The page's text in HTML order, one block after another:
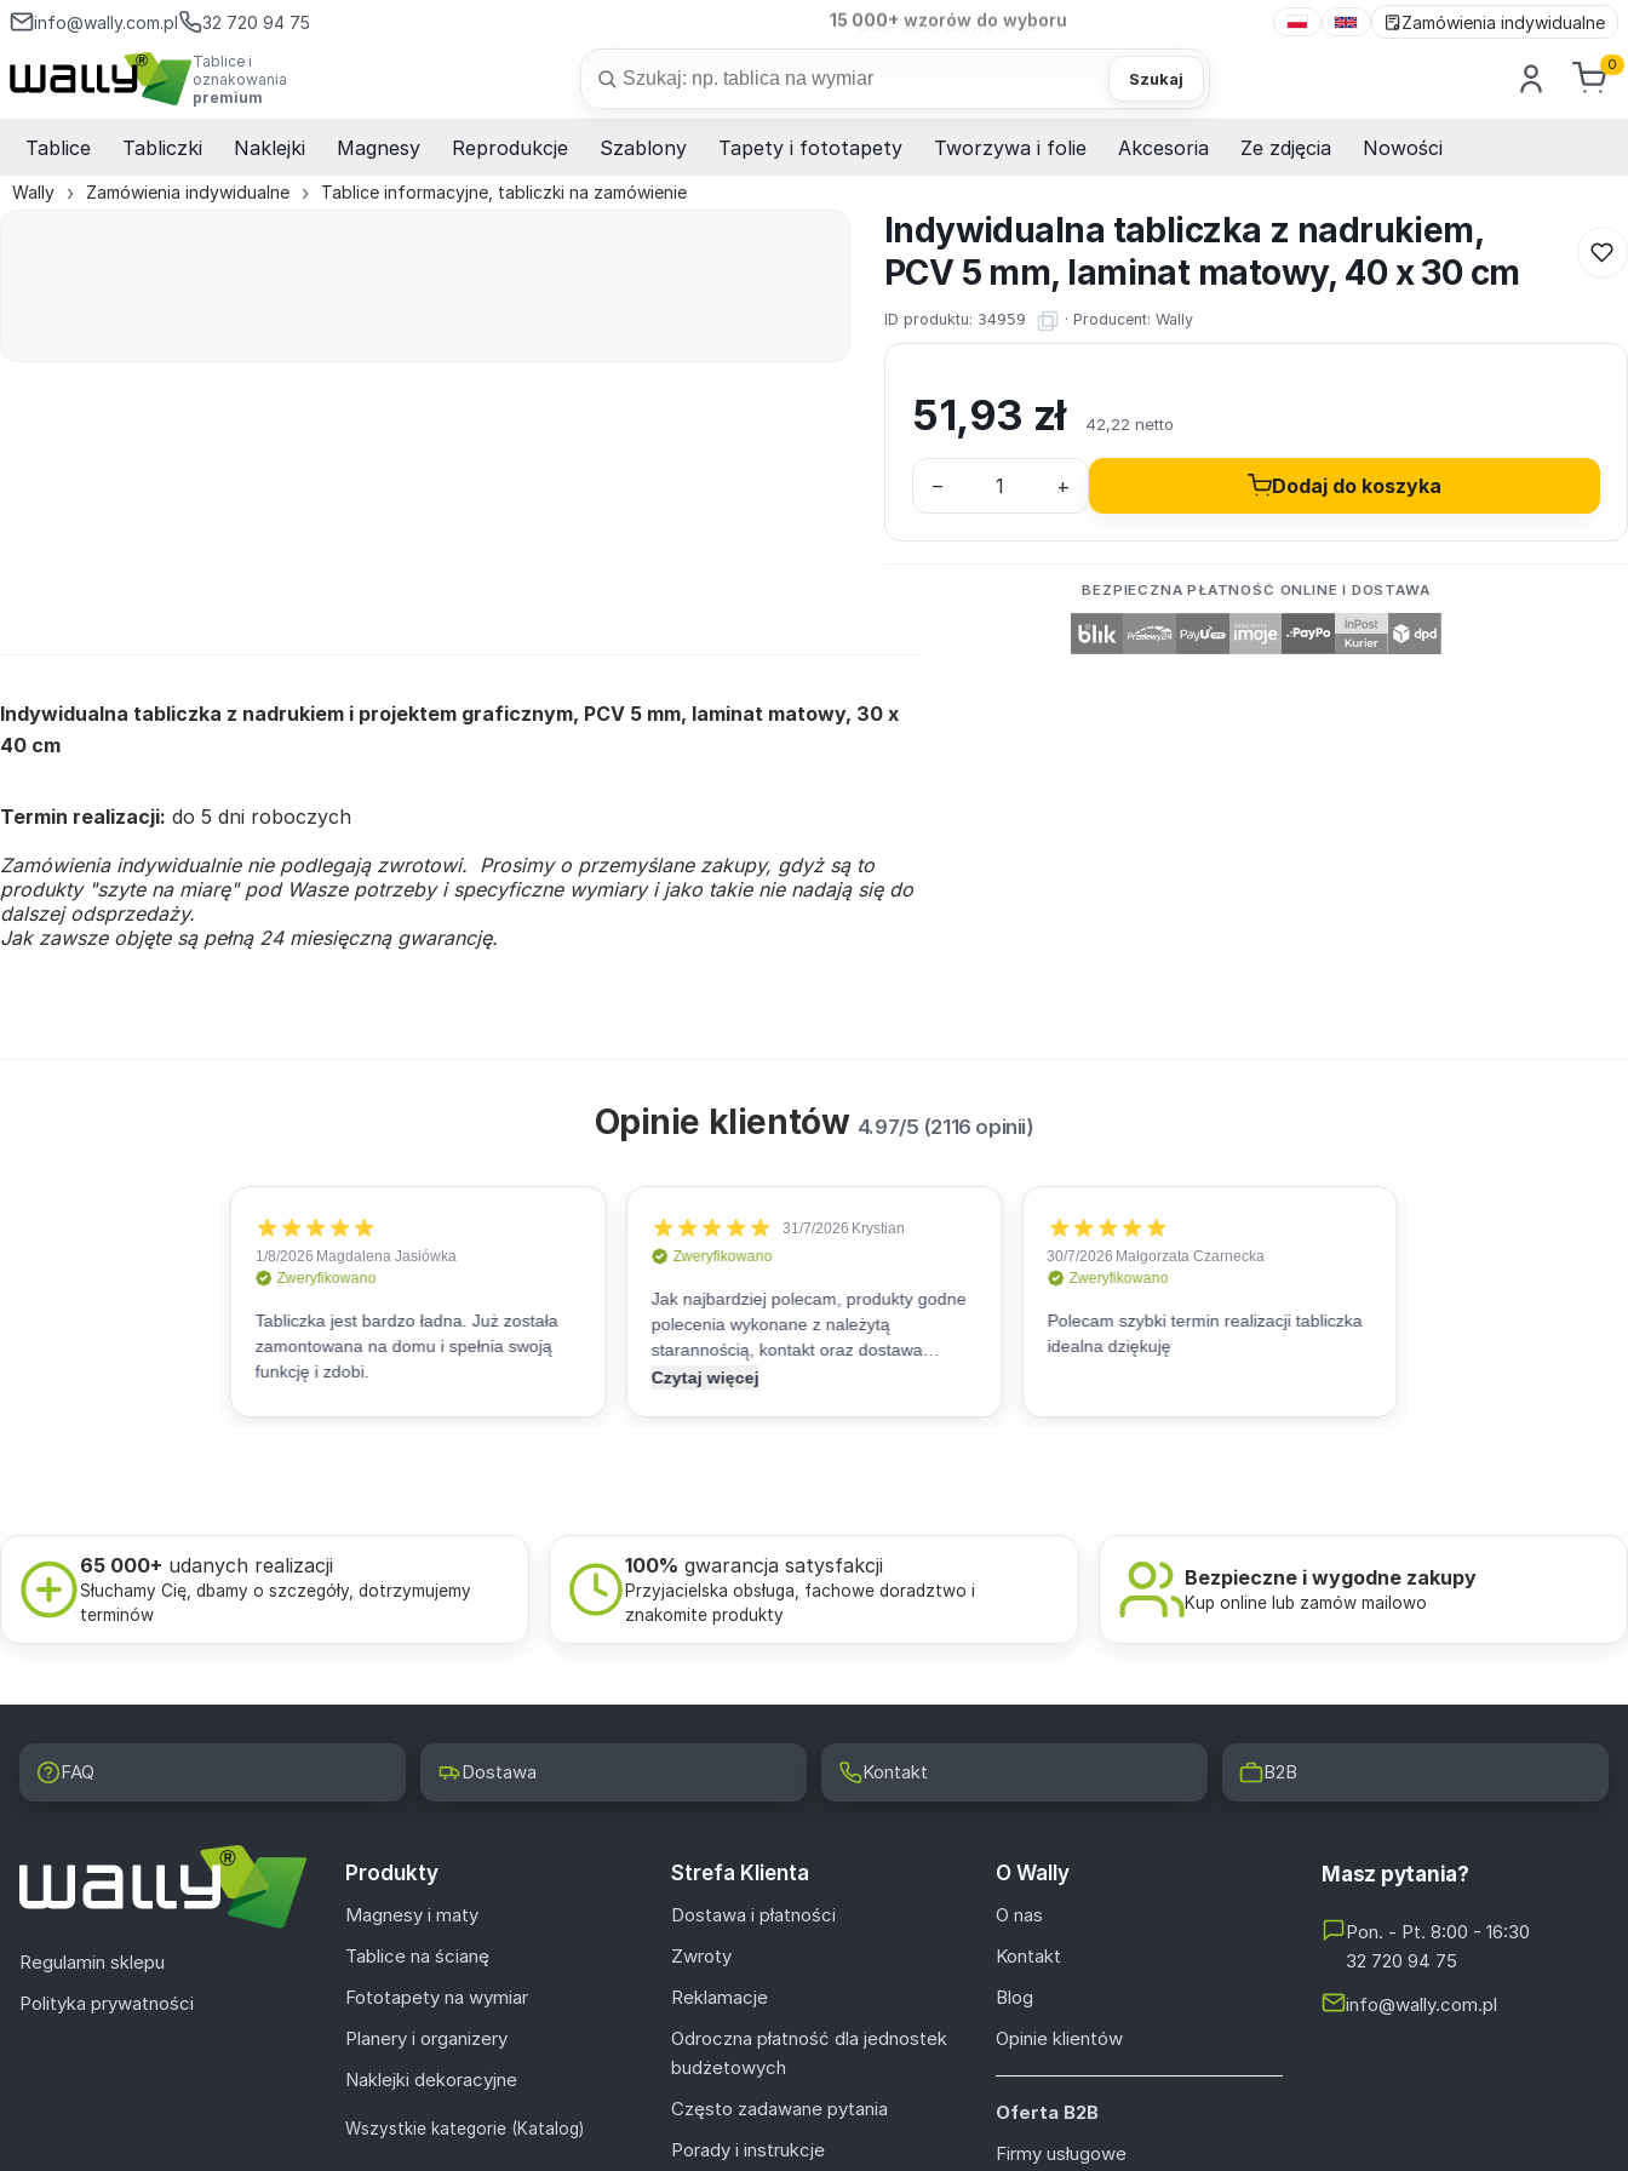
info@wally.com.pl 32 720 94 75 15 000+ wzorów do wyboru
98%dostaw na czas Zamówienia indywidualne
Tablice i
oznakowania
premium
Szukaj
0
Tablice Tabliczki Naklejki Magnesy Reprodukcje Szablony Tapety i fototapety Tworzywa i folie Akcesoria Ze zdjęcia Nowości
Wally Zamówienia indywidualne Tablice informacyjne, tabliczki na zamówienie
Indywidualna tabliczka z nadrukiem,
PCV 5 mm, laminat matowy, 40 x 30 cm
ID produktu: 34959 · Producent: Wally
51,93 zł 42,22 netto
– + Dodaj do koszyka
BEZPIECZNA PŁATNOŚĆ ONLINE I DOSTAWA
Indywidualna tabliczka z nadrukiem i projektem graficznym, PCV 5 mm, laminat matowy, 30 x
40 cm
Termin realizacji: do 5 dni roboczych
Zamówienia indywidualnie nie podlegają zwrotowi. Prosimy o przemyślane zakupy, gdyż są to
produkty "szyte na miarę" pod Wasze potrzeby i specyficzne wymiary i jako takie nie nadają się do
dalszej odsprzedaży.
Jak zawsze objęte są pełną 24 miesięczną gwarancję.
Opinie klientów 4.97/5 (2116 opinii)
65 000+ udanych realizacji
Słuchamy Cię, dbamy o szczegóły, dotrzymujemy
terminów
100% gwarancja satysfakcji
Przyjacielska obsługa, fachowe doradztwo i
znakomite produkty
Bezpieczne i wygodne zakupy
Kup online lub zamów mailowo
FAQ Dostawa Kontakt B2B
Regulamin sklepu
Polityka prywatności
Produkty
Magnesy i maty
Tablice na ścianę
Fototapety na wymiar
Planery i organizery
Naklejki dekoracyjne
Wszystkie kategorie (Katalog)
Strefa Klienta
Dostawa i płatności
Zwroty
Reklamacje
Odroczna płatność dla jednostek
budżetowych
Często zadawane pytania
Porady i instrukcje
O Wally
O nas
Kontakt
Blog
Opinie klientów
Oferta B2B
Firmy usługowe
Masz pytania?
Pon. - Pt. 8:00 - 16:30
32 720 94 75
info@wally.com.pl